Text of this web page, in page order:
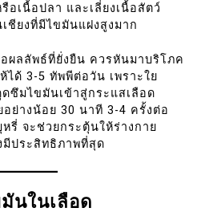
เนื้อปลา และเลี่ยงเนื้อสัตว์
ชียงที่มีไขมันแฝงสูงมาก
ผลลัพธ์ที่ยั่งยืน ควรหันมาบริโภค
ได้ 3-5 ทัพพีต่อวัน เพราะใย
ซึมไขมันเข้าสู่กระแสเลือด
ย่างน้อย 30 นาที 3-4 ครั้งต่อ
รี่ จะช่วยกระตุ้นให้ร่างกาย
มีประสิทธิภาพที่สุด
นในเลือด